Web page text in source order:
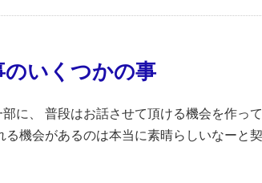
いくつかの事
に、 普段はお話させて頂ける機会を作っ
機会があるのは本当に素晴らしいなーと